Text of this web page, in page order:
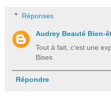
Réponses
Audrey Beauté Bien-
Tout à fait, c'est une
Bises
Répondre